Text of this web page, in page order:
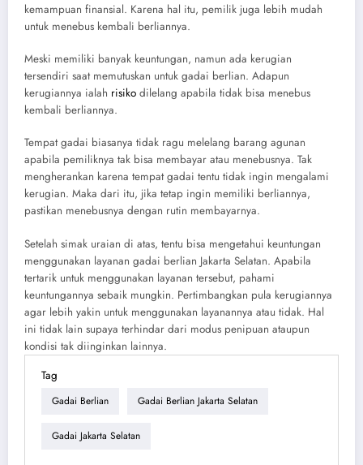
kemampuan finansial. Karena hal itu, pemilik juga lebih mudah
untuk menebus kembali berliannya.
Meski memiliki banyak keuntungan, namun ada kerugian
tersendiri saat memutuskan untuk gadai berlian. Adapun
kerugiannya ialah risiko dilelang apabila tidak bisa menebus
kembali berliannya.
Tempat gadai biasanya tidak ragu melelang barang agunan
apabila pemiliknya tak bisa membayar atau menebusnya. Tak
mengherankan karena tempat gadai tentu tidak ingin mengalami
kerugian. Maka dari itu, jika tetap ingin memiliki berliannya,
pastikan menebusnya dengan rutin membayarnya.
Setelah simak uraian di atas, tentu bisa mengetahui keuntungan
menggunakan layanan gadai berlian Jakarta Selatan. Apabila
tertarik untuk menggunakan layanan tersebut, pahami
keuntungannya sebaik mungkin. Pertimbangkan pula kerugiannya
agar lebih yakin untuk menggunakan layanannya atau tidak. Hal
ini tidak lain supaya terhindar dari modus penipuan ataupun
kondisi tak diinginkan lainnya.
Tag
Gadai Berlian Gadai Berlian Jakarta Selatan
Gadai Jakarta Selatan